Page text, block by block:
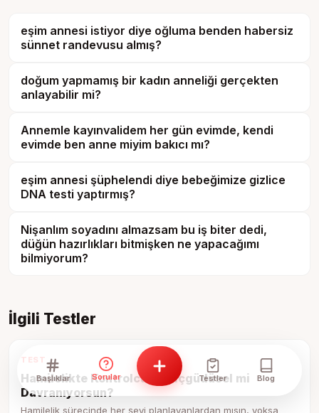
eşim annesi istiyor diye oğluma benden habersiz
sünnet randevusu almış?
doğum yapmamış bir kadın anneliği gerçekten
anlayabilir mi?
Annemle kayınvalidem her gün evimde, kendi
evimde ben anne miyim bakıcı mı?
eşim annesi şüphelendi diye bebeğimize gizlice
DNA testi yaptırmış?
Nişanlım soyadını almazsam bu iş biter dedi,
düğün hazırlıkları bitmişken ne yapacağımı
bilmiyorum?
İlgili Testler
TEST
Hamilelikte Kontrolcü mü, İçgüdüsel mi
Davranıyorsun?
Hamilelik sürecinde her şeyi planlayanlardan mısın, yoksa
Başlıklar Sorular Testler Blog